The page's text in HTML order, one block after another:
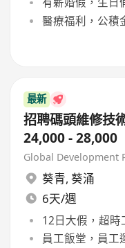
醫療福利，公積
最新
招聘碼頭維修技
24,000 - 28,000
Global Development
葵青, 葵涌
6天/週
12日大假，超
員工飯堂，員工